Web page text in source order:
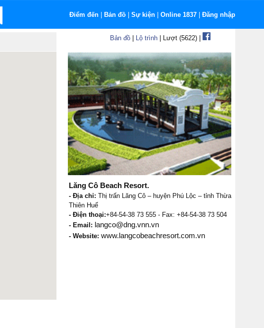
Điểm đến Bản đồ Sự kiện Online 1837 Đăng nhập
Bản đồ| Lộ trình| Lượt (5622) |
Lăng Cô Beach Resort.
- Địa chỉ: Thị trấn Lăng Cô – huyện Phú Lộc – tỉnh Thừa
Thiên Huế
- Điện thoại:+84-54-38 73 555 - Fax: +84-54-38 73 504
- Email: langco@dng.vnn.vn
- Website: www.langcobeachresort.com.vn